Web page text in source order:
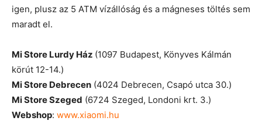
igen, plusz az 5 ATM vízállóság és a mágneses töltés sem
maradt el.
Mi Store Lurdy Ház (1097 Budapest, Könyves Kálmán
körút 12-14.)
Mi Store Debrecen (4024 Debrecen, Csapó utca 30.)
Mi Store Szeged (6724 Szeged, Londoni krt. 3.)
Webshop: www.xiaomi.hu